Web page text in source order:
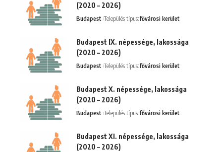
(2020 – 2026)
Budapest Település típus:fővárosi kerület
Budapest IX. népessége, lakossága
(2020 – 2026)
Budapest Település típus:fővárosi kerület
Budapest X. népessége, lakossága
(2020 – 2026)
Budapest Település típus:fővárosi kerület
Budapest XI. népessége, lakossága
(2020 – 2026)